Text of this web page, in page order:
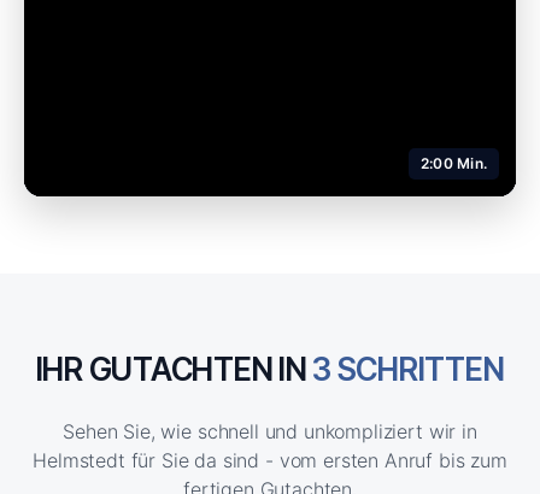
2:00 Min.
IHR GUTACHTEN IN3 SCHRITTEN
Sehen Sie, wie schnell und unkompliziert wir in
Helmstedt für Sie da sind - vom ersten Anruf bis zum
fertigen Gutachten.